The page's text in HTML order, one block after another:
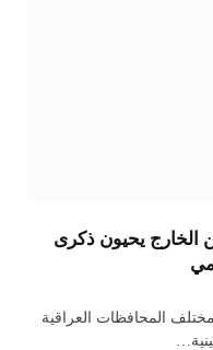
زائر من الخارج يحيون ذكرى
المحافظات العراقية